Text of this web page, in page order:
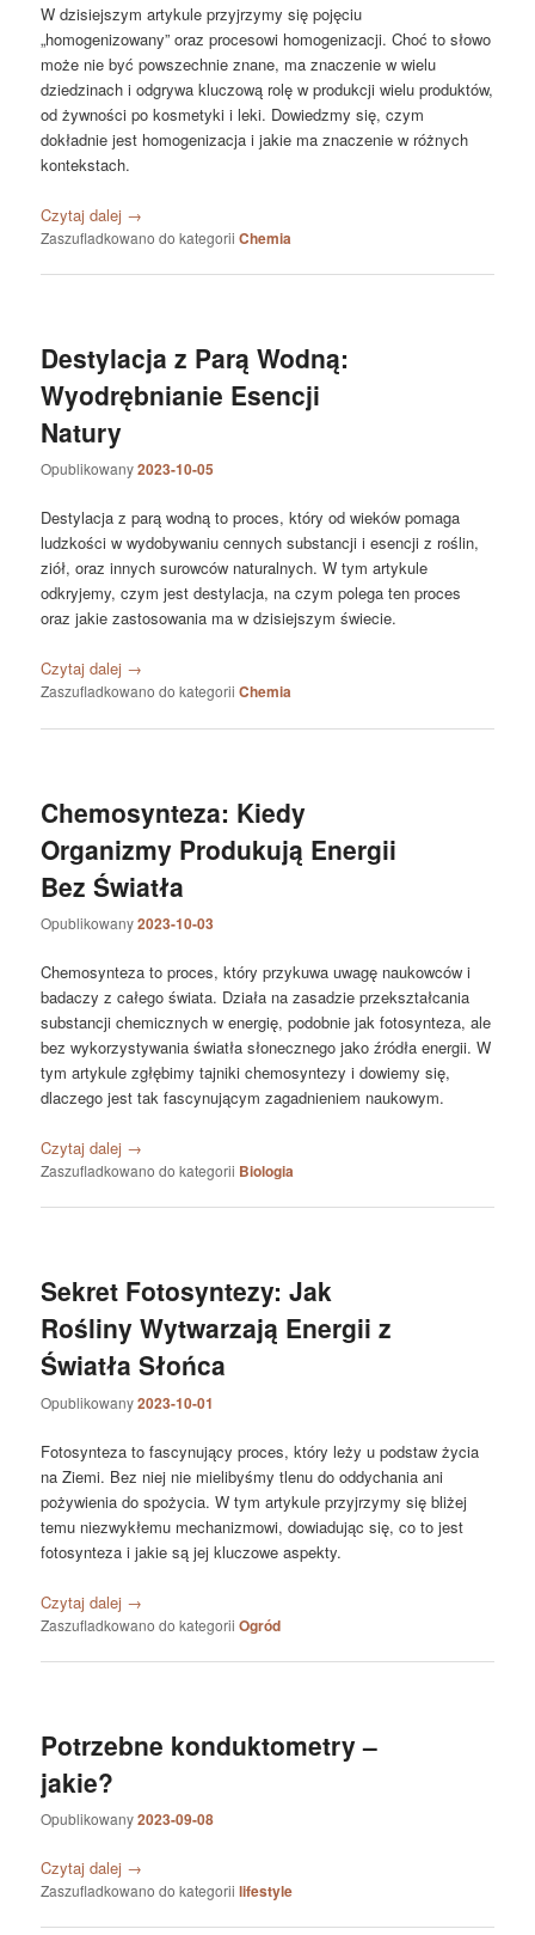
W dzisiejszym artykule przyjrzymy się pojęciu
„homogenizowany” oraz procesowi homogenizacji. Choć to słowo
może nie być powszechnie znane, ma znaczenie w wielu
dziedzinach i odgrywa kluczową rolę w produkcji wielu produktów,
od żywności po kosmetyki i leki. Dowiedzmy się, czym
dokładnie jest homogenizacja i jakie ma znaczenie w różnych
kontekstach.
Czytaj dalej →
Zaszufladkowano do kategorii Chemia
Destylacja z Parą Wodną:
Wyodrębnianie Esencji
Natury
Opublikowany2023-10-05
Destylacja z parą wodną to proces, który od wieków pomaga
ludzkości w wydobywaniu cennych substancji i esencji z roślin,
ziół, oraz innych surowców naturalnych. W tym artykule
odkryjemy, czym jest destylacja, na czym polega ten proces
oraz jakie zastosowania ma w dzisiejszym świecie.
Czytaj dalej →
Zaszufladkowano do kategorii Chemia
Chemosynteza: Kiedy
Organizmy Produkują Energii
Bez Światła
Opublikowany2023-10-03
Chemosynteza to proces, który przykuwa uwagę naukowców i
badaczy z całego świata. Działa na zasadzie przekształcania
substancji chemicznych w energię, podobnie jak fotosynteza, ale
bez wykorzystywania światła słonecznego jako źródła energii. W
tym artykule zgłębimy tajniki chemosyntezy i dowiemy się,
dlaczego jest tak fascynującym zagadnieniem naukowym.
Czytaj dalej →
Zaszufladkowano do kategorii Biologia
Sekret Fotosyntezy: Jak
Rośliny Wytwarzają Energii z
Światła Słońca
Opublikowany2023-10-01
Fotosynteza to fascynujący proces, który leży u podstaw życia
na Ziemi. Bez niej nie mielibyśmy tlenu do oddychania ani
pożywienia do spożycia. W tym artykule przyjrzymy się bliżej
temu niezwykłemu mechanizmowi, dowiadując się, co to jest
fotosynteza i jakie są jej kluczowe aspekty.
Czytaj dalej →
Zaszufladkowano do kategorii Ogród
Potrzebne konduktometry –
jakie?
Opublikowany2023-09-08
Czytaj dalej →
Zaszufladkowano do kategorii lifestyle